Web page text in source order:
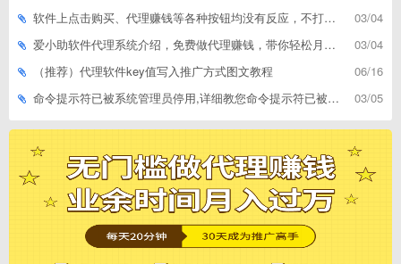
03/04
软件上点击购买、代理赚钱等各种按钮均没有反应，不打开相应网址怎么解决
03/04
爱小助软件代理系统介绍，免费做代理赚钱，带你轻松月收入过万
06/16
（推荐）代理软件key值写入推广方式图文教程
03/05
命令提示符已被系统管理员停用,详细教您命令提示符已被系统管理员停用怎么办